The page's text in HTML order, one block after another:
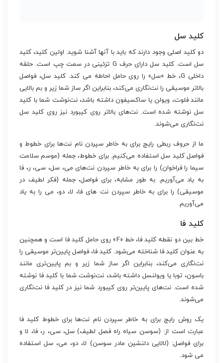
کلید سل
دو کلید اصلی وجود دارند که باید با آنها آشنا شوید. اولین کلید، کلید
سل است. کلید سل دارای حرف G تزئینی در سمت چپ است. حلقه
داخلی G، خط «سل» را روی حامل احاطه می کند. کلید سل، فواصل
بالاتر موسیقی را نت‌نگاری می‌کند، بنابراین اگر ساز شما زیر و بم بالایی
مانند فلوت، ویولن یا ساکسیفون داشته باشد، نت‌نوشت شما با کلید
سل نوشته شده است. نت‌های بالاتر روی کیبورد نیز روی کلید سل
نت‌نگاری می‌شوند.
ما از حروف ربطی رایج برای به خاطر سپردن نام نت‌ها برای خطوط و
فواصل کلید سل استفاده می‌کنیم. برای خطوط، جمله (موسم سلامت
سیما را فراخوان) را برای به خاطر سپردن نت‌های می، سل، سی، ر، فا
به یاد می‌آوریم. به طور مشابه، برای فواصل، جمله (فکر لطیف در
موسیقی) را برای به خاطر سپردن نت های فا، لا، دو، می را به یاد
می‌آوریم.
کلید فا
خط بین دو نقطه کلید فا، خط «F» روی حامل کلید فا است و همچنین
به عنوان کلید فا شناخته می‌شود. کلید فا، فواصل پایین‌تر موسیقی را
نت‌نگاری می‌کند، بنابراین اگر ساز شما زیر و بم پایین‌تری مانند
باسون، توبا یا ویولنسل داشته باشد، نت‌نوشت شما با کلید فا نوشته
شده است. نت‌های پایین‌تر روی کیبورد شما نیز در کلید فا نت‌نگاری
می‌شوند.
یک روش رایج برای به خاطر سپردن نام نت‌ها برای خطوط کلید فا
عبارت است از: (سوسن سیاه راه فصل لطیف) سل، سی، ر، فا، لا و
برای فواصل: (لالایی دلنشین مادر سوسن) لا، دو، می، سل استفاده
می شود.